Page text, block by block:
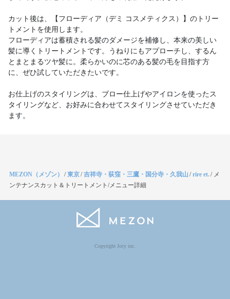
カット後は、【フローディア（デミ コスメティクス）】のトリー
トメントを使用します。
フローディアは蓄積される髪のダメージを補修し、本来の美しい
髪に導くトリートメントです。うねりにもアプローチし、するん
とまとまるツヤ髪に。柔らかいのに芯のある髪の毛を目指す方
に、ぜひ試していただきたいです。
お仕上げのスタイリングは、ブロー仕上げやアイロンを使ったス
タイリングなど、お好みに合わせてスタイリングさせていただき
ます。
MEZON（メゾン） /東京/吉祥寺・荻窪・三鷹・国分寺・久我山 /rire et./ メ
ンテナンスカット＆トリートメント/メニュー詳細
Copyright Jocy inc.